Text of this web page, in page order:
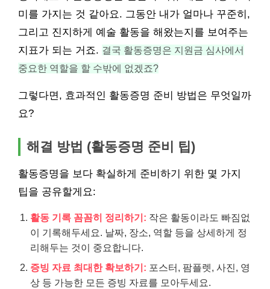
미를 가지는 것 같아요. 그동안 내가 얼마나 꾸준히,
그리고 진지하게 예술 활동을 해왔는지를 보여주는
지표가 되는 거죠. 결국 활동증명은 지원금 심사에서
중요한 역할을 할 수밖에 없겠죠?
그렇다면, 효과적인 활동증명 준비 방법은 무엇일까
요?
해결 방법 (활동증명 준비 팁)
활동증명을 보다 확실하게 준비하기 위한 몇 가지
팁을 공유할게요:
활동 기록 꼼꼼히 정리하기: 작은 활동이라도 빠짐없
이 기록해두세요. 날짜, 장소, 역할 등을 상세하게 정
리해두는 것이 중요합니다.
증빙 자료 최대한 확보하기: 포스터, 팜플렛, 사진, 영
상 등 가능한 모든 증빙 자료를 모아두세요.